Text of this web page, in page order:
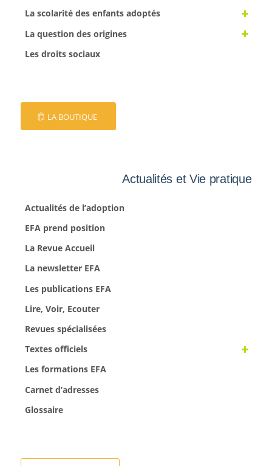
La scolarité des enfants adoptés
La question des origines
Les droits sociaux
LA BOUTIQUE
Actualités et Vie pratique
Actualités de l’adoption
EFA prend position
La Revue Accueil
La newsletter EFA
Les publications EFA
Lire, Voir, Ecouter
Revues spécialisées
Textes officiels
Les formations EFA
Carnet d’adresses
Glossaire